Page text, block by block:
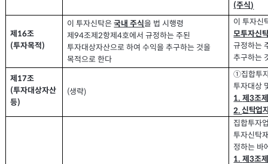
(주식)
제 16조
(투자목적)
이 투자신탁은국내 주식을 법 시행령
제94조제2항제4호에서 규정하는 주된
투자대상자산으로 하여 수익을 추구하는 것을
목적으로 한다
이 투자신
모투자신
규정하는
추구하는
제 17조
(투자대상자산
등)
(생략)
①집합투
투자대상
1.제3조
2.신탁업
집합투자
투자신탁
정하는 바
1.제3조